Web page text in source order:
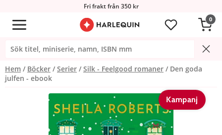
Fri frakt från 350 kr
0
Hem Böcker Serier Silk - Feelgood romaner
Den goda
julfen - ebook
Kampanj